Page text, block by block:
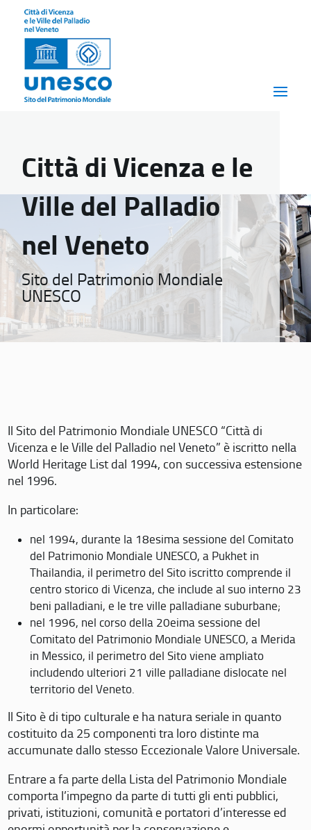
Città di Vicenza e le
Ville del Palladio
nel Veneto
Sito del Patrimonio Mondiale
UNESCO
Il Sito del Patrimonio Mondiale UNESCO “Città di
Vicenza e le Ville del Palladio nel Veneto” è iscritto nella
World Heritage List dal 1994, con successiva estensione
nel 1996.
In particolare:
nel 1994, durante la 18esima sessione del Comitato
del Patrimonio Mondiale UNESCO, a Pukhet in
Thailandia, il perimetro del Sito iscritto comprende il
centro storico di Vicenza, che include al suo interno 23
beni palladiani, e le tre ville palladiane suburbane;
nel 1996, nel corso della 20eima sessione del
Comitato del Patrimonio Mondiale UNESCO, a Merida
in Messico, il perimetro del Sito viene ampliato
includendo ulteriori 21 ville palladiane dislocate nel
territorio del Veneto.
Il Sito è di tipo culturale e ha natura seriale in quanto
costituito da 25 componenti tra loro distinte ma
accumunate dallo stesso Eccezionale Valore Universale.
Entrare a fa parte della Lista del Patrimonio Mondiale
comporta l’impegno da parte di tutti gli enti pubblici,
privati, istituzioni, comunità e portatori d’interesse ed